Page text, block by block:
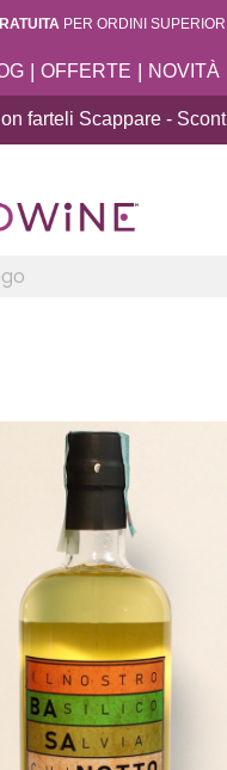
PER ORDINI
| OFFERTE | NOVITÀ
farteli Scappare -